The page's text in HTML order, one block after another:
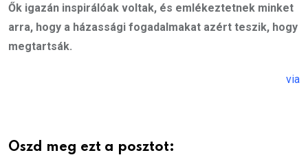
Ők igazán inspirálóak voltak, és emlékeztetnek minket
arra, hogy a házassági fogadalmakat azért teszik, hogy
megtartsák.
via
Oszd meg ezt a posztot: